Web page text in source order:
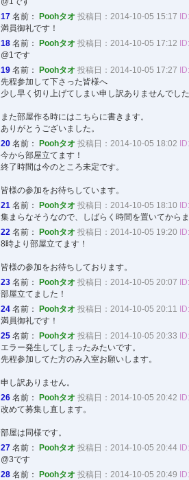
17 名前： Poohタオ 投稿日：2014-10-05 15:17
満員御礼です！
18 名前： Poohタオ 投稿日：2014-10-05 17:12
@1です
19 名前： Poohタオ 投稿日：2014-10-05 17:27
先程参加して下さった皆様へ
少し早く切り上げてしまい申し訳ありませんでした
また部屋作る時にはこちらに書きます。
ありがとうございました。
20 名前： Poohタオ 投稿日：2014-10-05 18:02
今から部屋立てます！
終了時間は今のところ未定です。
皆様の参加をお待ちしています。
21 名前： Poohタオ 投稿日：2014-10-05 18:10
集まらなそうなので、しばらく時間を置いてから
22 名前： Poohタオ 投稿日：2014-10-05 19:20
8時より部屋立てます！
皆様の参加をお待ちしております。
23 名前： Poohタオ 投稿日：2014-10-05 20:07
部屋立てました！
24 名前： Poohタオ 投稿日：2014-10-05 20:11
満員御礼です！
25 名前： Poohタオ 投稿日：2014-10-05 20:33
エラー発生してしまったみたいです。
先程参加してた方のみ入室お願いします。
申し訳ありません。
26 名前： Poohタオ 投稿日：2014-10-05 20:42
改めて募集し直します。
部屋は同様です。
27 名前： Poohタオ 投稿日：2014-10-05 20:44
@3です
28 名前： Poohタオ 投稿日：2014-10-05 20:49